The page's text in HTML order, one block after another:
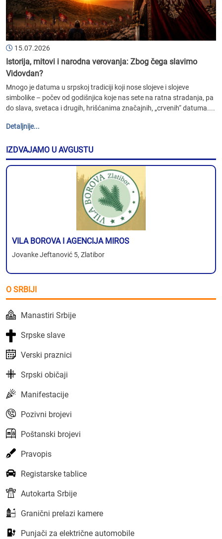
15.07.2026
Istorija, mitovi i narodna verovanja: Zbog čega slavimo
Vidovdan?
Mnogo je datuma u srpskoj tradiciji koji nose slojeve i slojeve
simbolike – počev od godišnjica koje nas sete na ratna stradanja, pa
do slava, svetaca i drugih, hrišćanima značajnih, „crvenih“ datuma....
Detaljnije...
IZDVAJAMO U AVGUSTU
VILA BOROVA I AGENCIJA MIROS
Jovanke Jeftanović 5, Zlatibor
O SRBIJI
Manastiri Srbije
Srpske slave
Verski praznici
Srpski običaji
Manifestacije
Pozivni brojevi
Poštanski brojevi
Pravopis
Registarske tablice
Autokarta Srbije
Granični prelazi kamere
Punjači za električne automobile